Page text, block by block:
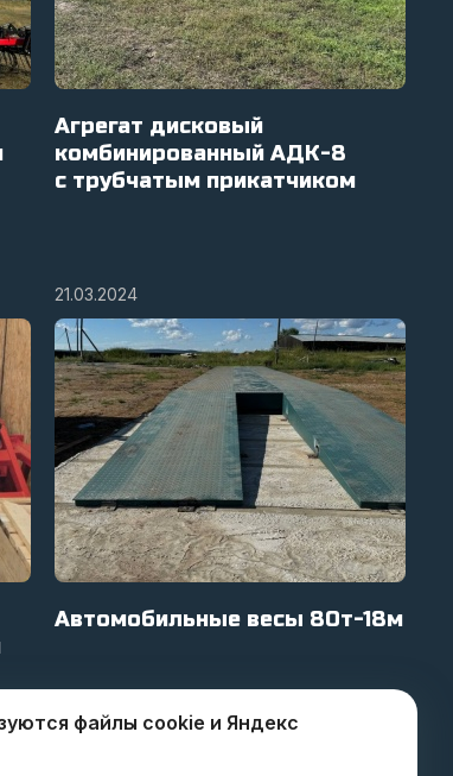
Агрегат дисковый
комбинированный АДК-8
с трубчатым прикатчиком
21.03.2024
Автомобильные весы 80т-18м
29.02.2024
файлы cookie и Яндекс